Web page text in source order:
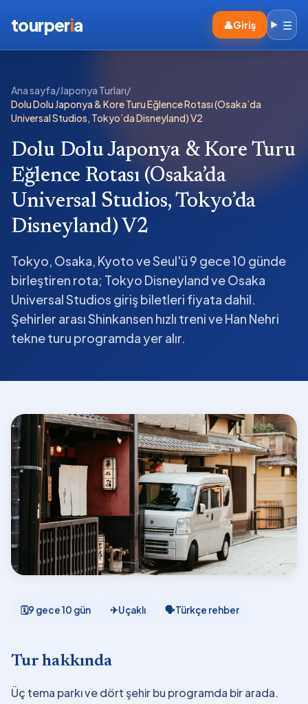
tourperia 👤Giriş ☰
Ana sayfa/Japonya Turları/
Dolu Dolu Japonya & Kore Turu Eğlence Rotası (Osaka’da
Universal Studios, Tokyo’da Disneyland) V2
Dolu Dolu Japonya & Kore Turu
Eğlence Rotası (Osaka’da
Universal Studios, Tokyo’da
Disneyland) V2
Tokyo, Osaka, Kyoto ve Seul'ü 9 gece 10 günde
birleştiren rota; Tokyo Disneyland ve Osaka
Universal Studios giriş biletleri fiyata dahil.
Şehirler arası Shinkansen hızlı treni ve Han Nehri
tekne turu programda yer alır.
🗓9 gece 10 gün ✈Uçaklı 🗣Türkçe rehber
Tur hakkında
Üç tema parkı ve dört şehir bu programda bir arada.